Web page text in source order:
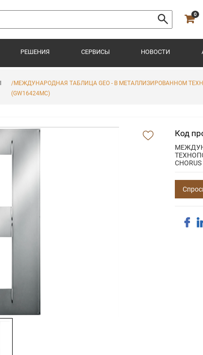
0
РЕШЕНИЯ СЕРВИСЫ НОВОСТИ
/МЕЖДУНАРОДНАЯ ТАБЛИЦА GEO - В МЕТАЛЛИЗИРОВАННОМ
(GW16424MC)
Код
CHORUS